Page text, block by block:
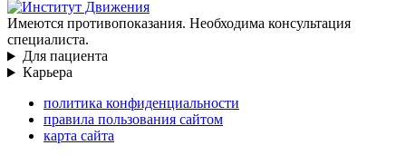
Имеются противопоказания. Необходима консультация
специалиста.
Для пациента
Карьера
политика конфиденциальности
правила пользования сайтом
карта сайта